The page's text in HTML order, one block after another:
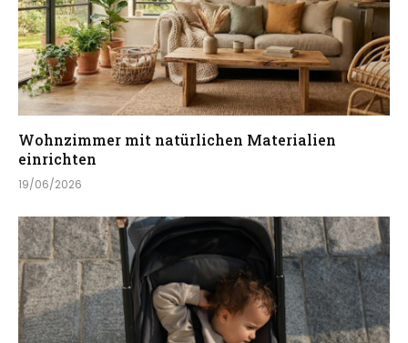
Wohnzimmer mit natürlichen Materialien
einrichten
19/06/2026